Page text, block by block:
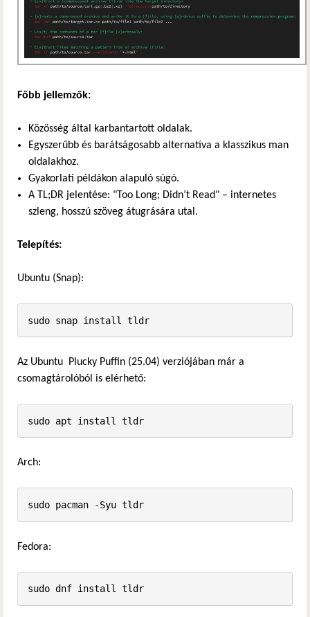
Főbb jellemzők:
Közösség által karbantartott oldalak.
Egyszerűbb és barátságosabb alternatíva a klasszikus man
oldalakhoz.
Gyakorlati példákon alapuló súgó.
A TL;DR jelentése: "Too Long; Didn’t Read" – internetes
szleng, hosszú szöveg átugrására utal.
Telepítés:
Ubuntu (Snap):
sudo snap install tldr
Az Ubuntu Plucky Puffin (25.04) verziójában már a
csomagtárolóból is elérhető:
sudo apt install tldr
Arch:
sudo pacman -Syu tldr
Fedora:
sudo dnf install tldr